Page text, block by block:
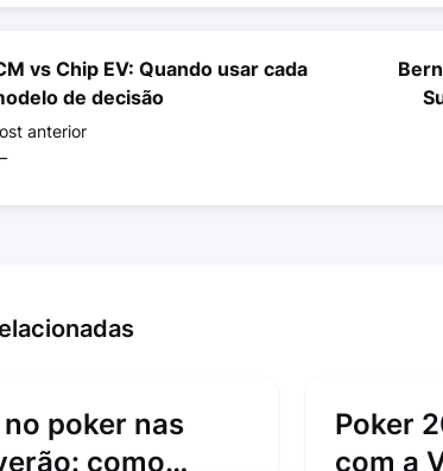
vs Chip EV: Quando usar cada
de decisão
anterior
poker nas
como
Poker
com a